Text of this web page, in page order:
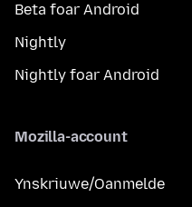
Beta foar Android
Nightly
Nightly foar Android
Mozilla-account
Ynskriuwe/Oanmelde